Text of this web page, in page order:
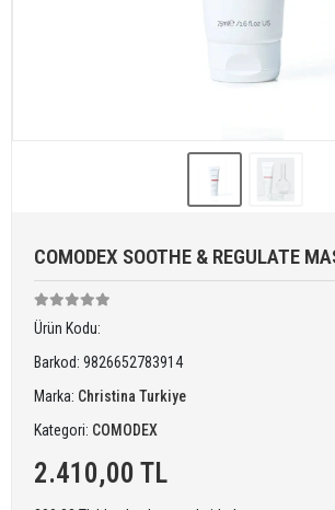
COMODEX SOOTHE & REGULATE
Ürün Kodu:
Barkod: 9826652783914
Marka: Christina Turkiye
Kategori: COMODEX
2.410,00 TL